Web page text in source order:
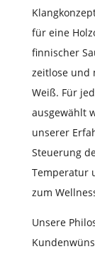
für eine
finnischer
zeitlose und
Weiß. Für
ausgewählt
unserer
Steuerung
Temperatur
zum
Unsere